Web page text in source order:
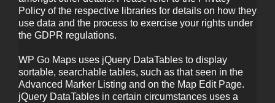
Policy of the respective libraries for details on how they
use data and the process to exercise your rights under
the GDPR regulations.
WP Go Maps uses jQuery DataTables to display
sortable, searchable tables, such as that seen in the
Advanced Marker Listing and on the Map Edit Page.
jQuery DataTables in certain circumstances uses a